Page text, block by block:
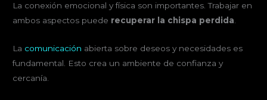
La conexión emocional y física son importantes. Trabajar en
ambos aspectos puede recuperar la chispa perdida
La comunicación abierta sobre deseos y necesidades es
fundamental. Esto crea un ambiente de confianza y
cercanía.